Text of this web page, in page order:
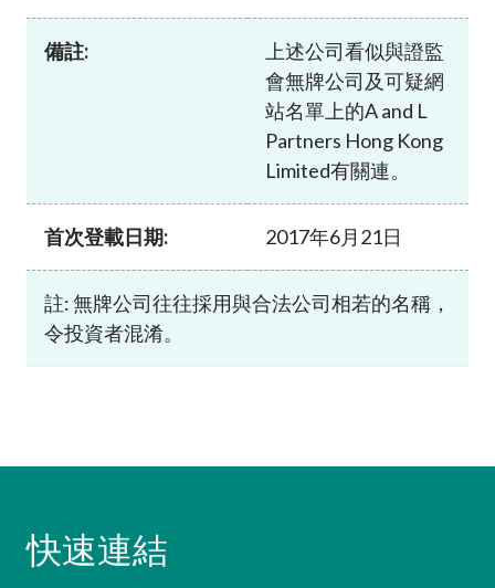
備註:
上述公司看似與證監
會無牌公司及可疑網
站名單上的A and L
Partners Hong Kong
Limited有關連。
首次登載日期: 2017年6月21日
註: 無牌公司往往採用與合法公司相若的名稱，
令投資者混淆。
快速連結